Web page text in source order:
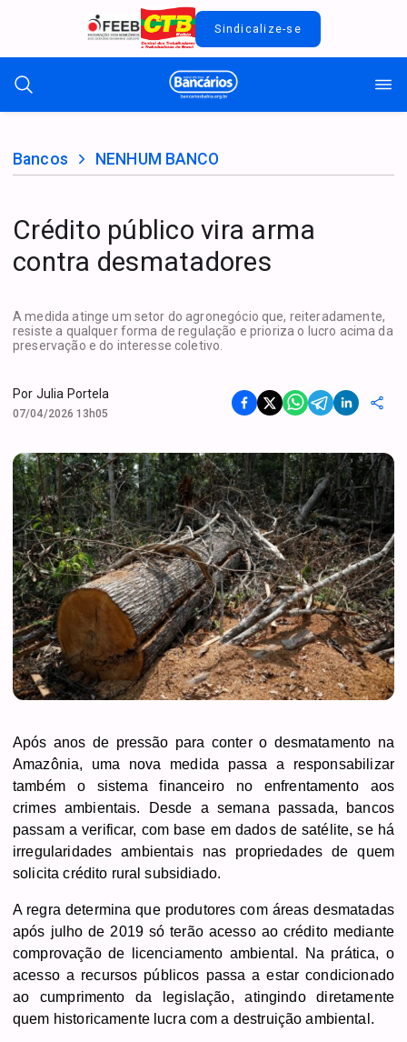
Sindicalize-se
Bancos NENHUM BANCO
Crédito público vira arma
contra desmatadores
A medida atinge um setor do agronegócio que, reiteradamente,
resiste a qualquer forma de regulação e prioriza o lucro acima da
preservação e do interesse coletivo.
Por Julia Portela
07/04/2026 13h05
Após anos de pressão para conter o desmatamento na
Amazônia, uma nova medida passa a responsabilizar
também o sistema financeiro no enfrentamento aos
crimes ambientais. Desde a semana passada, bancos
passam a verificar, com base em dados de satélite, se há
irregularidades ambientais nas propriedades de quem
solicita crédito rural subsidiado.
A regra determina que produtores com áreas desmatadas
após julho de 2019 só terão acesso ao crédito mediante
comprovação de licenciamento ambiental. Na prática, o
acesso a recursos públicos passa a estar condicionado
ao cumprimento da legislação, atingindo diretamente
quem historicamente lucra com a destruição ambiental.